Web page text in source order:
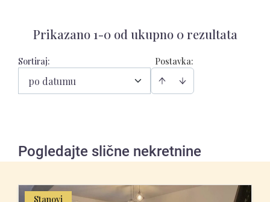
Prikazano 1-0 od ukupno 0 rezultata
Postavka:
Sortiraj:
po datumu
Pogledajte slične nekretnine
Stanovi